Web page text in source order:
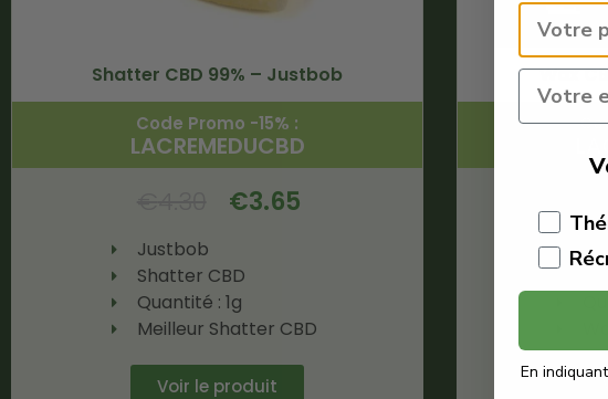
Shatter CBD 99% – Justbob
Code Promo -15% :
LACREMEDUCBD
€3.65
Justbob
Shatter CBD
Quantité : 1g
Meilleur Shatter CBD
Voir le produit
Wax
En